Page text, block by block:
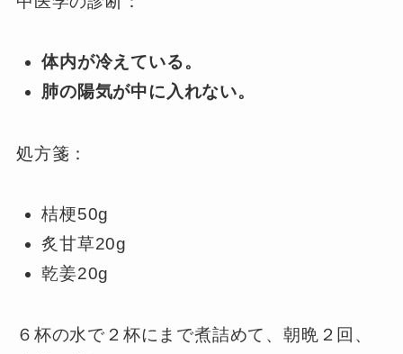
体内が冷えている。
肺の陽気が中に入れない。
処方箋：
桔梗50g
炙甘草20g
乾姜20g
６杯の水で２杯にまで煮詰めて、朝晩２回、